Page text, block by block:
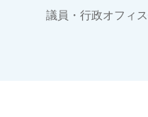
議員・行政オフィ